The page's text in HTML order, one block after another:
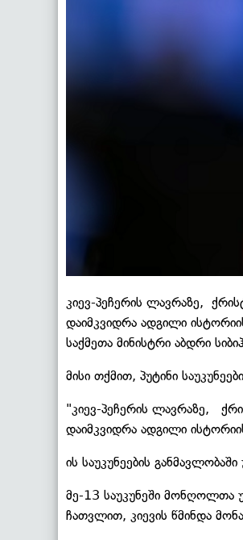
კიევ-პეჩერის ლავრაზე,
დაიმკვიდრა ადგილი
საქმეთა მინისტრი აბდრი
მისი თქმით, პუტინი
"კიევ-პეჩერის ლავრაზე,
დაიმკვიდრა ადგილი
ის საუკუნეების
მე-13 საუკუნეში მონღოლთა
ჩათვლით, კიევის წმინდა